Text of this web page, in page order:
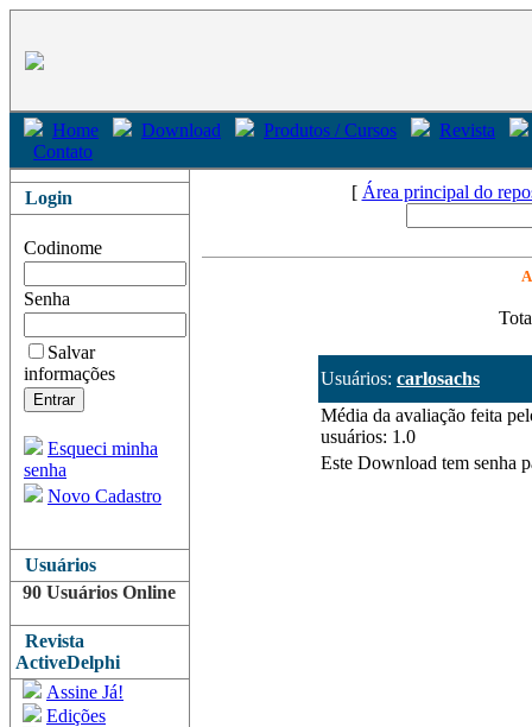
Home Download Produtos / Cursos
Revista
Contato
Login
Codinome
Senha
Salvar
informações
Esqueci minha
senha
Novo Cadastro
Usuários
90 Usuários Online
Revista
ActiveDelphi
Assine Já!
Edições
[ Área principal do
Usuários: carlosachs
Média da avaliação feita
usuários: 1.0
Este Download tem senha